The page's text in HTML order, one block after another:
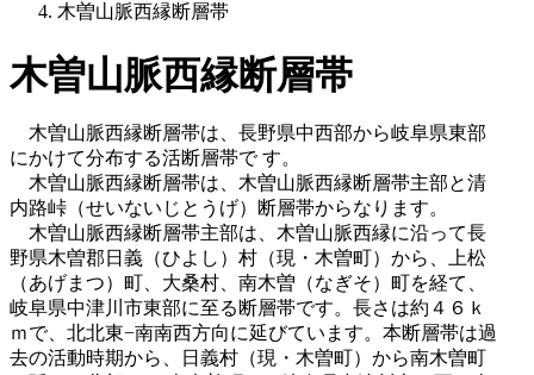
木曽山脈西縁断層帯
木曽山脈西縁断層帯
木曽山脈西縁断層帯は、長野県中西部から岐阜県東部
にかけて分布する活断層帯で す。
木曽山脈西縁断層帯は、木曽山脈西縁断層帯主部と清
内路峠（せいないじとうげ）断層帯からなります。
木曽山脈西縁断層帯主部は、木曽山脈西縁に沿って長
野県木曽郡日義（ひよし）村（現・木曽町）から、上松
（あげまつ）町、大桑村、南木曽（なぎそ）町を経て、
岐阜県中津川市東部に至る断層帯です。長さは約４６ｋ
ｍで、北北東−南南西方向に延びています。本断層帯は過
去の活動時期から、日義村（現・木曽町）から南木曽町